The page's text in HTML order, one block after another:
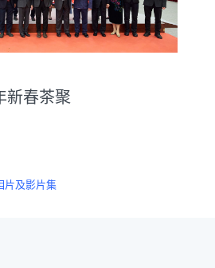
新春茶聚
片及影片集